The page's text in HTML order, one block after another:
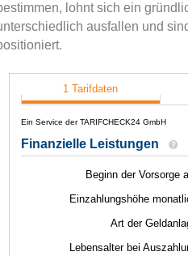
lohnt sich ein
ausfallen und